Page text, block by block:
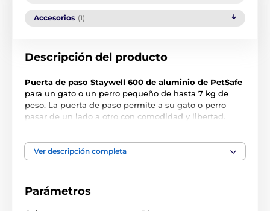
Accesorios (1)
Descripción del producto
Puerta de paso Staywell 600 de aluminio de PetSafe
para un gato o un perro pequeño de hasta 7 kg de
peso. La puerta de paso permite a su gato o perro
pasar de un lado a otro con comodidad y libertad.
12,5 cm, resistente a la intemperie. Bloqueable
(abierta, cerrada) mediante una trampilla retráctil.
cristal y ladrillo. Precaución con el doble
acristalamiento y el vidrio templado, se recomienda
Ver descripción completa
Parámetros